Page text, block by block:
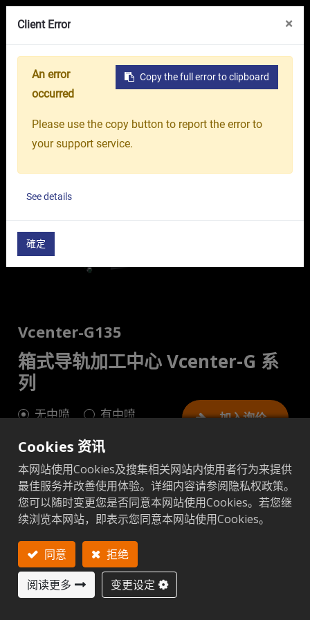
首页 产品介绍 工具机 综合加工中心机 高刚性
Vcenter-G135
箱式导轨加工中心 Vcenter-G 系
列
无中喷 有中喷 加入询价
公制 英制
添加至比较
项目 单位
Cookies 资讯
本网站使用Cookies及搜集相关网站内使用者行为来提供
最佳服务并改善使用体验。详细内容请参阅隐私权政策。
您可以随时变更您是否同意本网站使用Cookies。若您继
续浏览本网站，即表示您同意本网站使用Cookies。
同意
拒绝
阅读更多
变更设定
Client Error ×
Copy the full error to clipboard
An error
occurred
Please use the copy button to report the error to
your support service.
See details
確定